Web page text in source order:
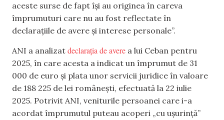
aceste surse de fapt își au originea în careva
împrumuturi care nu au fost reflectate în
declarațiile de avere și interese personale”.
ANI a analizat declarația de avere a lui Ceban pentru
2025, în care acesta a indicat un împrumut de 31
000 de euro și plata unor servicii juridice în valoare
de 188 225 de lei românești, efectuată la 22 iulie
2025. Potrivit ANI, veniturile persoanei care i-a
acordat împrumutul puteau acoperi „cu ușurință”